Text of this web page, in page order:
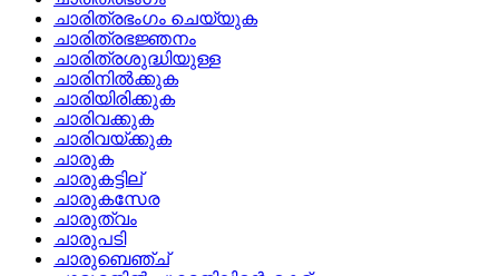
ചാരിത്രഭംഗം ചെയ്യുക
ചാരിത്രഭജ്ഞനം
ചാരിത്രശുദ്ധിയുള്ള
ചാരിനില്‍ക്കുക
ചാരിയിരിക്കുക
ചാരിവക്കുക
ചാരിവയ്‌ക്കുക
ചാരുക
ചാരുകട്ടില്
ചാരുകസേര
ചാരുത്വം
ചാരുപടി
ചാരുബെഞ്ച്